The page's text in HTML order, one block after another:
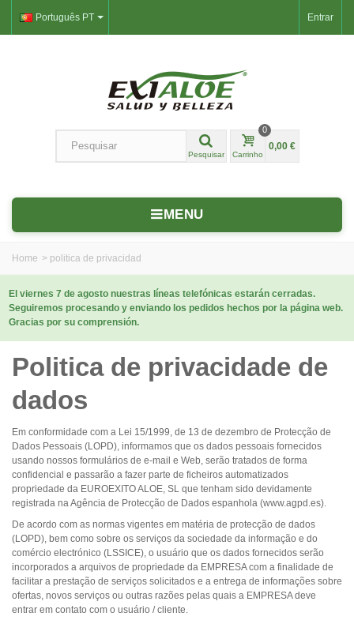
Entrar
Português PT
Pesquisar Carrinho
0
0,00 €
MENU
Home > politica de privacidad
El viernes 7 de agosto nuestras líneas telefónicas estarán cerradas.
Seguiremos procesando y enviando los pedidos hechos por la página web.
Gracias por su comprensión.
Politica de privacidade de
dados
Em conformidade com a Lei 15/1999, de 13 de dezembro de Protecção de
Dados Pessoais (LOPD), informamos que os dados pessoais fornecidos
usando nossos formulários de e-mail e Web, serão tratados de forma
confidencial e passarão a fazer parte de ficheiros automatizados
propriedade da EUROEXITO ALOE, SL que tenham sido devidamente
registrada na Agência de Protecção de Dados espanhola (www.agpd.es).
De acordo com as normas vigentes em matéria de protecção de dados
(LOPD), bem como sobre os serviços da sociedade da informação e do
comércio electrónico (LSSICE), o usuário que os dados fornecidos serão
incorporados a arquivos de propriedade da EMPRESA com a finalidade de
facilitar a prestação de serviços solicitados e a entrega de informações sobre
ofertas, novos serviços ou outras razões pelas quais a EMPRESA deve
entrar em contato com o usuário / cliente.